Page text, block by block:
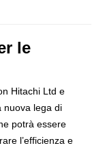
le
Hitachi Ltd e
nuova lega di
potrà essere
l’efficienza e